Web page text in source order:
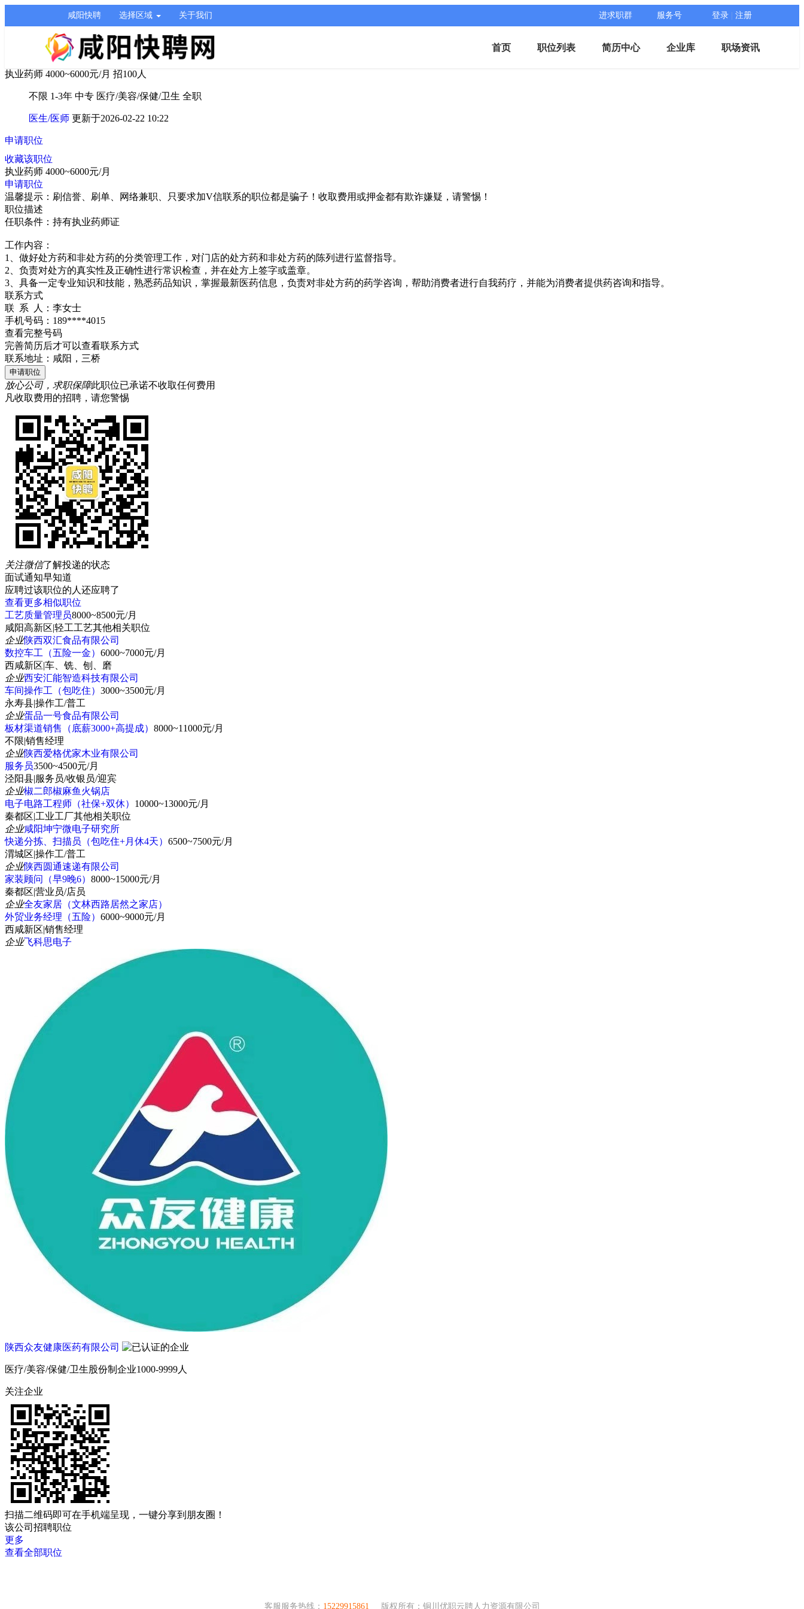
咸阳快聘 选择区域 关于我们 进求职群 服务号 登录 注册
首页 职位列表 简历中心 企业库 职场资讯
执业药师 4000~6000元/月 招100人
不限 1-3年 中专 医疗/美容/保健/卫生 全职
医生/医师 更新于2026-02-22 10:22
申请职位
收藏该职位
执业药师 4000~6000元/月
申请职位
温馨提示：刷信誉、刷单、网络兼职、只要求加V信联系的职位都是骗子！收取费用或押金都有欺诈嫌疑，请警惕！
职位描述
任职条件：持有执业药师证
工作内容：
1、做好处方药和非处方药的分类管理工作，对门店的处方药和非处方药的陈列进行监督指导。
2、负责对处方的真实性及正确性进行常识检查，并在处方上签字或盖章。
3、具备一定专业知识和技能，熟悉药品知识，掌握最新医药信息，负责对非处方药的药学咨询，帮助消费者进行自我药疗，并能为消费者提供药咨询和指导。
联系方式
联 系 人： 李女士
手机号码： 189****4015
查看完整号码
完善简历后才可以查看联系方式
联系地址： 咸阳，三桥
申请职位
放心公司，求职保障此职位已承诺不收取任何费用
凡收取费用的招聘，请您警惕
关注微信了解投递的状态
面试通知早知道
应聘过该职位的人还应聘了
查看更多相似职位
工艺质量管理员8000~8500元/月
咸阳高新区|轻工工艺其他相关职位
企业陕西双汇食品有限公司
数控车工（五险一金） 6000~7000元/月
西咸新区|车、铣、刨、磨
企业西安汇能智造科技有限公司
车间操作工（包吃住） 3000~3500元/月
永寿县|操作工/普工
企业蛋品一号食品有限公司
板材渠道销售（底薪3000+高提成） 8000~11000元/月
不限|销售经理
企业陕西爱格优家木业有限公司
服务员3500~4500元/月
泾阳县|服务员/收银员/迎宾
企业椒二郎椒麻鱼火锅店
电子电路工程师（社保+双休） 10000~13000元/月
秦都区|工业工厂其他相关职位
企业咸阳坤宁微电子研究所
快递分拣、扫描员（包吃住+月休4天） 6500~7500元/月
渭城区|操作工/普工
企业陕西圆通速递有限公司
家装顾问（早9晚6） 8000~15000元/月
秦都区|营业员/店员
企业全友家居（文林西路居然之家店）
外贸业务经理（五险） 6000~9000元/月
西咸新区|销售经理
企业飞科思电子
陕西众友健康医药有限公司
医疗/美容/保健/卫生股份制企业1000-9999人
关注企业
扫描二维码即可在手机端呈现，一键分享到朋友圈！
该公司招聘职位
更多
查看全部职位
客服服务热线： 15229915861 版权所有：铜川优职云聘人力资源有限公司